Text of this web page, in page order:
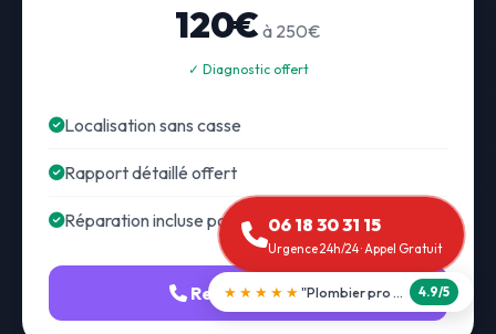
120€ à 250€
✓ Diagnostic offert
Localisation sans casse
Rapport détaillé offert
Réparation incluse possible
Recherche fuite
06 18 30 31 15
Urgence 24h/24 · Appel Gratuit
★★★★★ "Débouchage WC en 30 min" 5.0/5